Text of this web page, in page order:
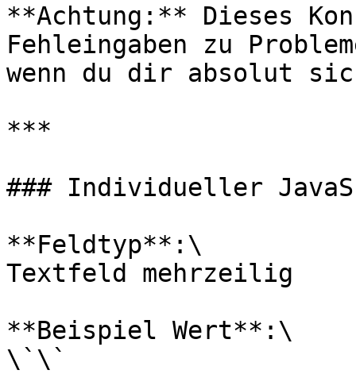
**Achtung:** Dieses
Fehleingaben zu
wenn du dir absolut
***
### Individueller
**Feldtyp**:\
Textfeld mehrzeilig
**Beispiel Wert**:\
\`\`